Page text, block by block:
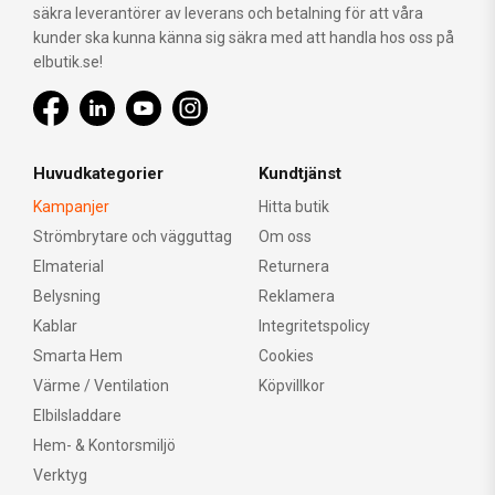
säkra leverantörer av leverans och betalning för att våra
kunder ska kunna känna sig säkra med att handla hos oss på
elbutik.se!
Huvudkategorier
Kampanjer
Strömbrytare och vägguttag
Elmaterial
Belysning
Kablar
Smarta Hem
Värme / Ventilation
Elbilsladdare
Hem- & Kontorsmiljö
Verktyg
Kundtjänst
Hitta butik
Om oss
Returnera
Reklamera
Integritetspolicy
Cookies
Köpvillkor